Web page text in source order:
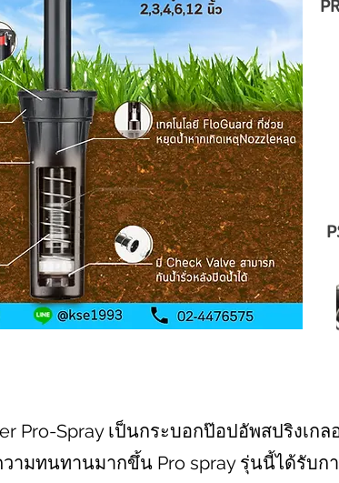
Pro-Spray เป็นกระบอกป๊อปอัพสปริงเ
ามทนทานมากขึ้น Pro spray รุ่นนี้ได้รับก